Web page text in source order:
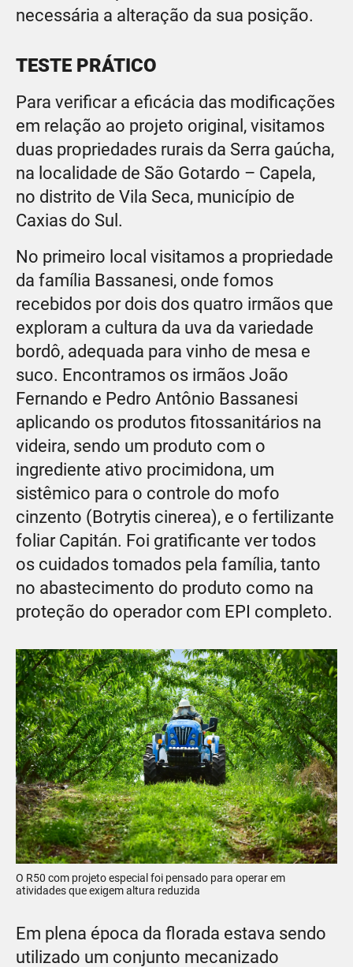
necessária a alteração da sua posição.
TESTE PRÁTICO
Para verificar a eficácia das modificações
em relação ao projeto original, visitamos
duas propriedades rurais da Serra gaúcha,
na localidade de São Gotardo – Capela,
no distrito de Vila Seca, município de
Caxias do Sul.
No primeiro local visitamos a propriedade
da família Bassanesi, onde fomos
recebidos por dois dos quatro irmãos que
exploram a cultura da uva da variedade
bordô, adequada para vinho de mesa e
suco. Encontramos os irmãos João
Fernando e Pedro Antônio Bassanesi
aplicando os produtos fitossanitários na
videira, sendo um produto com o
ingrediente ativo procimidona, um
sistêmico para o controle do mofo
cinzento (Botrytis cinerea), e o fertilizante
foliar Capitán. Foi gratificante ver todos
os cuidados tomados pela família, tanto
no abastecimento do produto como na
proteção do operador com EPI completo.
O R50 com projeto especial foi pensado para operar em
atividades que exigem altura reduzida
Em plena época da florada estava sendo
utilizado um conjunto mecanizado